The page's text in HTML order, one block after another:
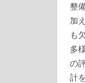
整
加
も
多
の
計